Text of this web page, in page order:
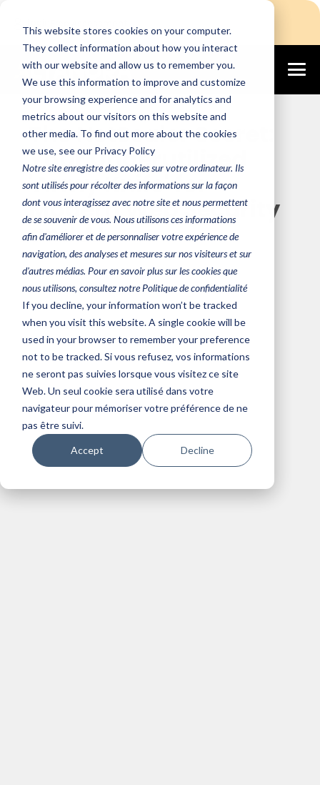
This website stores cookies on your computer.
They collect information about how you interact
with our website and allow us to remember you.
We use this information to improve and customize
your browsing experience and for analytics and
metrics about our visitors on this website and
other media. To find out more about the cookies
we use, see our Privacy Policy
Notre site enregistre des cookies sur votre ordinateur. Ils
sont utilisés pour récolter des informations sur la façon
dont vous interagissez avec notre site et nous permettent
de se souvenir de vous. Nous utilisons ces informations
afin d'améliorer et de personnaliser votre expérience de
navigation, des analyses et mesures sur nos visiteurs et sur
d'autres médias. Pour en savoir plus sur les cookies que
nous utilisons, consultez notre Politique de confidentialité
If you decline, your information won’t be tracked
when you visit this website. A single cookie will be
used in your browser to remember your preference
not to be tracked. Si vous refusez, vos informations
ne seront pas suivies lorsque vous visitez ce site
Web. Un seul cookie sera utilisé dans votre
navigateur pour mémoriser votre préférence de ne
pas être suivi.
Accept Decline
November 5, 2025
The NetScaler Secret:
Your Underutilized
'Army Knife' for
Modern Web Security
and AI
Team Altanora
Cloud Citrix
Managed Services